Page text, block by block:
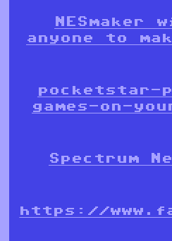
anyone to
pocketstar-
games-on-
Spectrum
https://